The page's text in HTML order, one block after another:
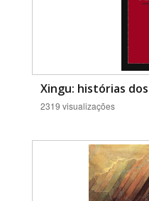
Xingu: histórias
2319 visualizações